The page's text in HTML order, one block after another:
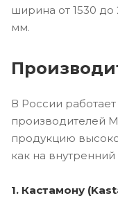
ширина от 1530 до
мм.
В России
производителей
продукцию
как на
1. Кастамону